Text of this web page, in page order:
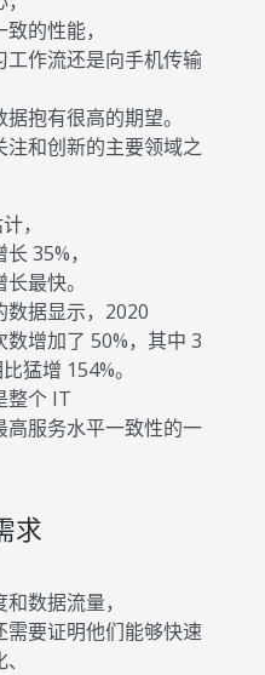
的性能，
作流还是向手机传输
抱有很高的期望。
和创新的主要领域之
，
35%，
最快。
数据显示，2020
增加了 50%，其中 3
猛增 154%。
整个 IT
高服务水平一致性的一
求
数据流量，
要证明他们能够快速